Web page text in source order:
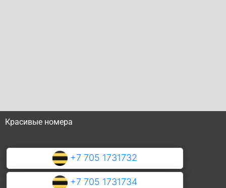
Красивые номера
+7 705 1731732
+7 705 1731734